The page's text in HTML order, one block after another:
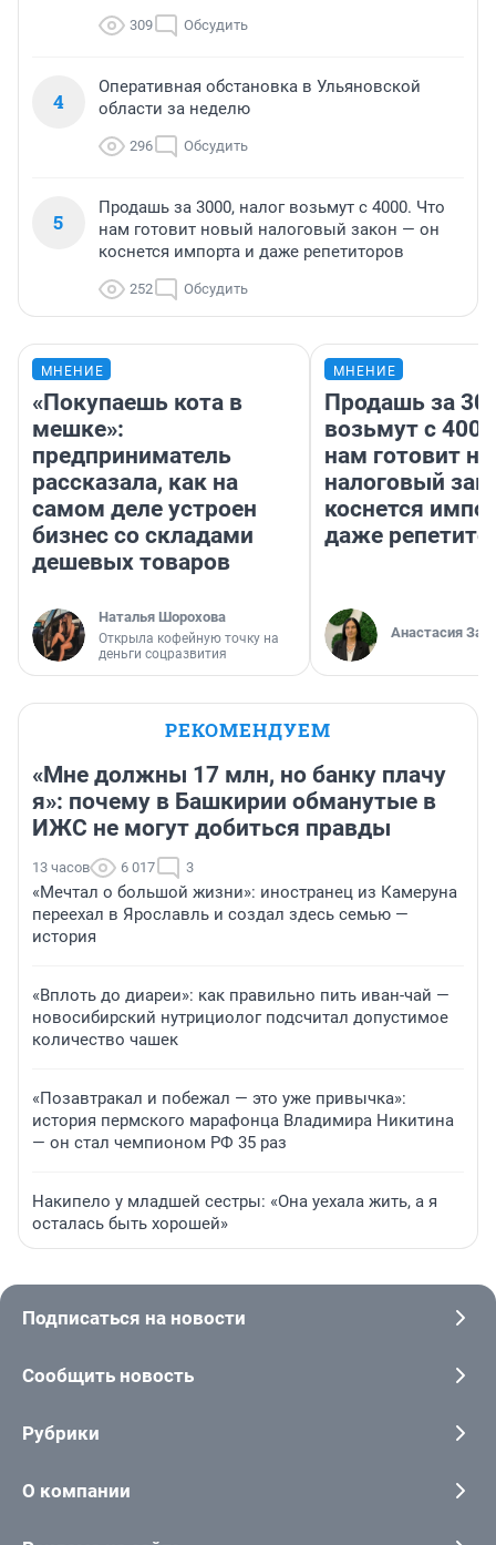
309 Обсудить
4
Оперативная обстановка в Ульяновской
области за неделю
296 Обсудить
5
Продашь за 3000, налог возьмут с 4000. Что
нам готовит новый налоговый закон — он
коснется импорта и даже репетиторов
252 Обсудить
МНЕНИЕ
«Покупаешь кота в
мешке»:
предприниматель
рассказала, как на
самом деле устроен
бизнес со складами
дешевых товаров
Наталья Шорохова
Открыла кофейную точку на
деньги соцразвития
МНЕНИЕ
Продашь за
возьмут с
нам готовит
налоговый
коснется
даже
Анастасия
РЕКОМЕНДУЕМ
«Мне должны 17 млн, но банку плачу
я»: почему в Башкирии обманутые в
ИЖС не могут добиться правды
13 часов 6 017 3
«Мечтал о большой жизни»: иностранец из Камеруна
переехал в Ярославль и создал здесь семью —
история
«Вплоть до диареи»: как правильно пить иван-чай —
новосибирский нутрициолог подсчитал допустимое
количество чашек
«Позавтракал и побежал — это уже привычка»:
история пермского марафонца Владимира Никитина
— он стал чемпионом РФ 35 раз
Накипело у младшей сестры: «Она уехала жить, а я
осталась быть хорошей»
Подписаться на новости
Сообщить новость
Рубрики
О компании